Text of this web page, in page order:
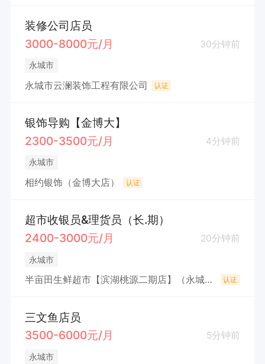
装修公司店员
3000-8000元/月
30分钟前
永城市
永城市云澜装饰工程有限公司 认证
银饰导购【金博大】
2300-3500元/月
4分钟前
永城市
相约银饰（金博大店） 认证
超市收银员&理货员（长.期）
2400-3000元/月
20分钟前
永城市
半亩田生鲜超市【滨湖桃源二期店】（永城市半亩田家百货店（个体工商户）） 认证
三文鱼店员
3500-6000元/月
5分钟前
永城市